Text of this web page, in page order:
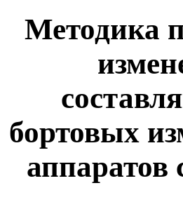
Методика
бортовых
аппаратов